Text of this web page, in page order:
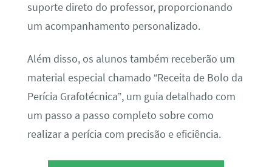
suporte direto do professor, proporcionando
um acompanhamento personalizado.
Além disso, os alunos também receberão um
material especial chamado “Receita de Bolo da
Perícia Grafotécnica”, um guia detalhado com
um passo a passo completo sobre como
realizar a perícia com precisão e eficiência.